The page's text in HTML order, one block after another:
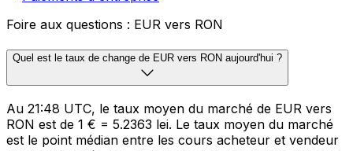
Foire aux questions : EUR vers RON
Quel est le taux de change de EUR vers RON aujourd'hui ?
Au 21:48 UTC, le taux moyen du marché de EUR vers
RON est de 1 € = 5.2363 lei. Le taux moyen du marché
est le point médian entre les cours acheteur et vendeur